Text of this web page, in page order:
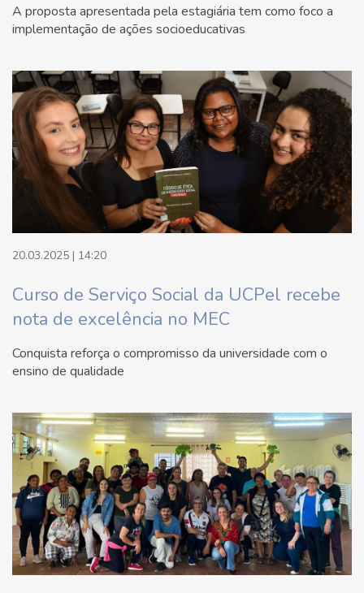
A proposta apresentada pela estagiária tem como foco a
implementação de ações socioeducativas
20.03.2025 | 14:20
Curso de Serviço Social da UCPel recebe
nota de excelência no MEC
Conquista reforça o compromisso da universidade com o
ensino de qualidade